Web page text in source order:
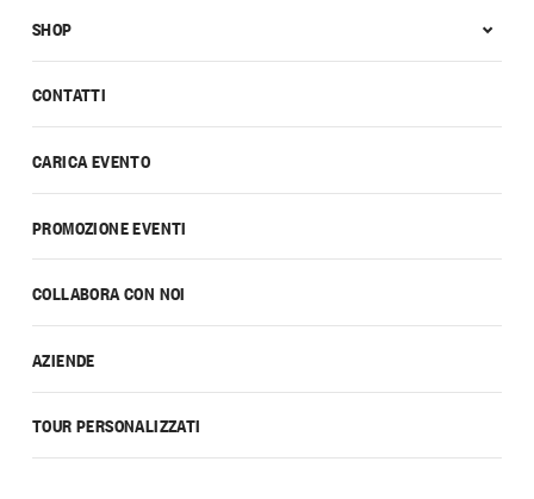
CONTATTI
CARICA EVENTO
PROMOZIONE EVENTI
COLLABORA CON NOI
AZIENDE
TOUR PERSONALIZZATI
SHOP